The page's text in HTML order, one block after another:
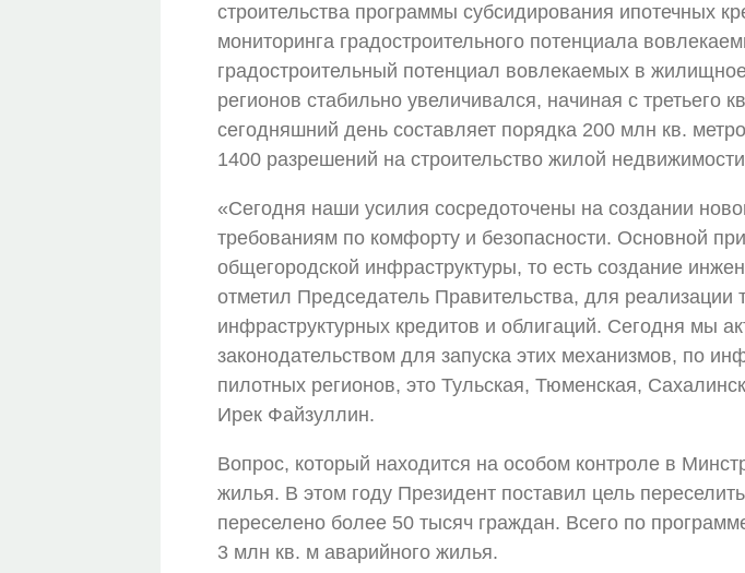
строительства программы субсидирования ипотечных
мониторинга градостроительного потенциала
градостроительный потенциал вовлекаемых в
регионов стабильно увеличивался, начиная с третьего
сегодняшний день составляет порядка 200 млн кв.
1400 разрешений на строительство жилой
«Сегодня наши усилия сосредоточены на создании
требованиям по комфорту и безопасности. Основной
общегородской инфраструктуры, то есть создание
отметил Председатель Правительства, для реализации
инфраструктурных кредитов и облигаций. Сегодня мы
законодательством для запуска этих механизмов, по
пилотных регионов, это Тульская, Тюменская,
Ирек Файзуллин.
Вопрос, который находится на особом контроле в
жилья. В этом году Президент поставил цель
переселено более 50 тысяч граждан. Всего по
3 млн кв. м аварийного жилья.